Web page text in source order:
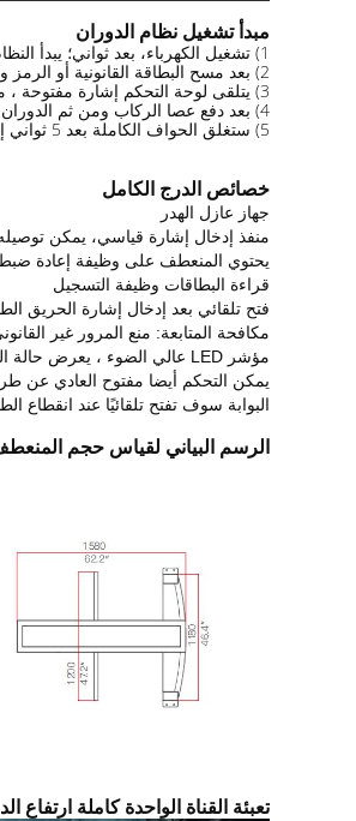
مبدأ تشغيل نظام الدوران
1) تشغيل الكهرباء، بعد ثواني؛ يبدأ النظام في وضع العمل؛ لا يمكن إدارة الذراع.
2) بعد مسح البطاقة القانونية أو الرمز و بصمة الاصبع، جهاز التحكم في الوصول إرسال إشارة فتح لوحة التحكم.
3) يتلقى لوحة التحكم إشارة مفتوحة ، مؤشر التحكم إلى الأخضر ، 6 مفتوحة الكهربائية ، يمكن دفع ذراع الدوران إلى 90 درجة أو 120 درجة.
4) بعد دفع عصا الركاب ومن ثم الدوران تدور إلى 90 أو 120 درجة، جهاز الاستشعار الموقع إرسال إشارة قريبة إلى لوحة التحكم، وقفل الكهربائية على الفور.
5) ستغلق الحواف الكاملة بعد 5 ثواني إذا تمكن الركاب من رفع البطاقة ولكن لم تمر.
خصائص الدرج الكامل
جهاز عازل الهدر
منفذ إدخال إشارة قياسي، يمكن
يحتوي المنعطف على وظيفة إعادة ضبط
قراءة البطاقات وظيفة التسجيل
فتح تلقائي بعد إدخال إشارة الحريق
مكافحة المتابعة: منع المرور غير
مؤشر LED عالي الضوء ، يعرض حالة المرور.
يمكن التحكم أيضا مفتوح العادي عن
البوابة سوف تفتح تلقائيًا عند انقطاع
الرسم البياني لقياس حجم
تعبئة القناة الواحدة كاملة ارتفاع